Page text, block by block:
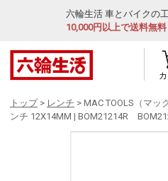
六輪生活 車とバイクの
10,000円以上で送料無
トップ> レンチ > MAC TOOLS（マッ
ンチ 12X14MM | BOM21214R